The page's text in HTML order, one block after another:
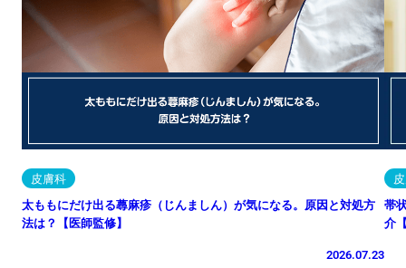
皮膚科
太ももにだけ出る蕁麻疹（じんましん）が気になる。原因と対処方
法は？【医師監修】
2026.07.23
帯
介